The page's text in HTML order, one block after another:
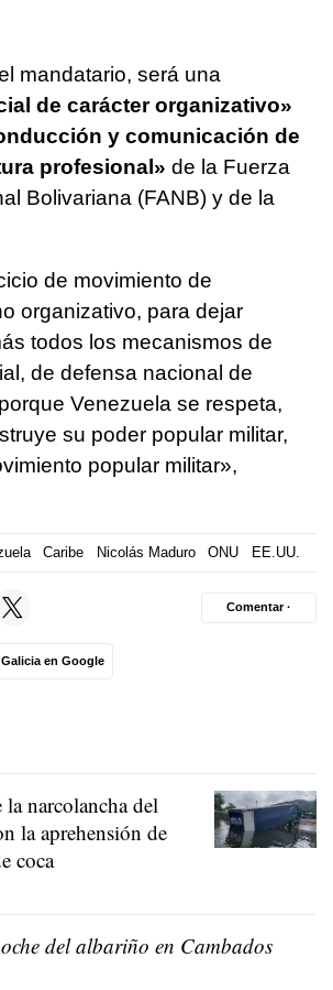
mandatario, será una
de carácter organizativo»
y comunicación de
profesional» de la Fuerza
Bolivariana (FANB) y de la
de movimiento de
organizativo, para dejar
todos los mecanismos de
de defensa nacional de
Venezuela se respeta,
su poder popular militar,
popular militar»,
Caribe Nicolás Maduro ONU EE.UU.
en Google
Comentar ·
narcolancha del
la aprehensión de
coca
del albariño en Cambados